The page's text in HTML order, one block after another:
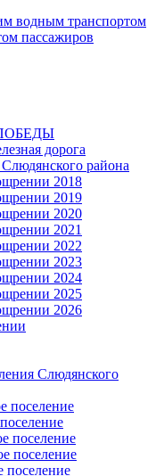
водным транспортом
пассажиров
дорога
района
2018
2019
2020
2021
2022
2023
2024
2025
2026
Слюдянского
поселение
поселение
поселение
поселение